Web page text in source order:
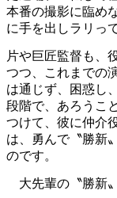
本番の撮影に臨め
に手を出しラリっ
片や巨匠監督も、
つつ、これまでの
は通じず、困惑し
段階で、あろうこ
つけて、彼に仲介
は、勇んで〝勝新
のです。
大先輩の〝勝新